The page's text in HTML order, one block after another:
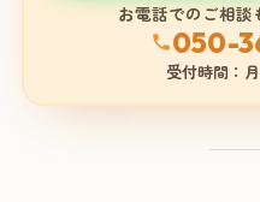
お電話でのご相談
050-
受付時間：